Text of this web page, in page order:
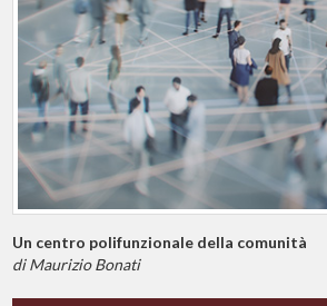
Un centro polifunzionale della comunità
di Maurizio Bonati